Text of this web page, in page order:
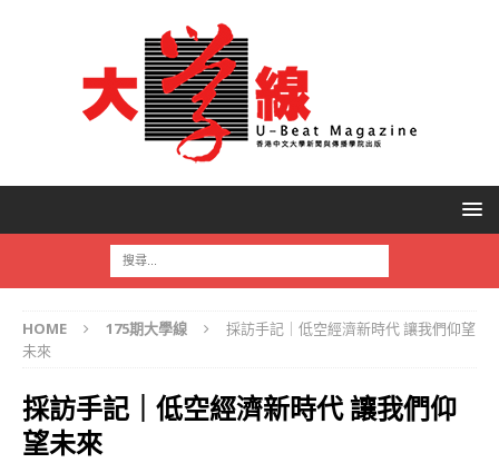
HOME 175期大學線
採訪手記｜低空經濟新時代 讓我們仰望
未來
採訪手記｜低空經濟新時代 讓我們仰
望未來